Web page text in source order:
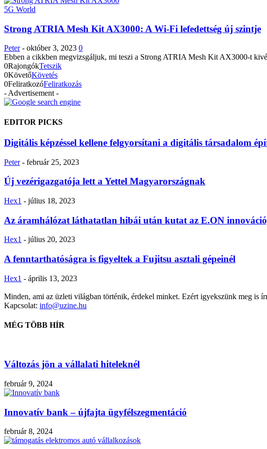
5G World
Strong ATRIA Mesh Kit AX3000: A Wi-Fi lefedettség új szintje
Peter - október 3, 2023 0
Ebben a cikkben megvizsgáljuk, mi teszi a Strong ATRIA Mesh Kit AX3000-t
0RajongókTetszik
0KövetőKövetés
0FeliratkozóFeliratkozás
- Advertisement -
EDITOR PICKS
Digitális képzéssel kellene felgyorsítani a digitális társadalom
Peter - február 25, 2023
Új vezérigazgatója lett a Yettel Magyarországnak
Hex1 - július 18, 2023
Az áramhálózat láthatatlan hibái után kutat az E.ON
Hex1 - július 20, 2023
A fenntarthatóságra is figyeltek a Fujitsu asztali gépeinél
Hex1 - április 13, 2023
Minden, ami az üzleti világban történik, érdekel minket. Ezért igyekszünk meg is
Kapcsolat: info@uzine.hu
MÉG TÖBB HÍR
Változás jön a vállalati hiteleknél
február 9, 2024
Innovatív bank – újfajta ügyfélszegmentáció
február 8, 2024